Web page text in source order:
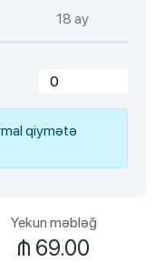
18 ay
qiymətə
Yekun məbləğ
₼ 69.00